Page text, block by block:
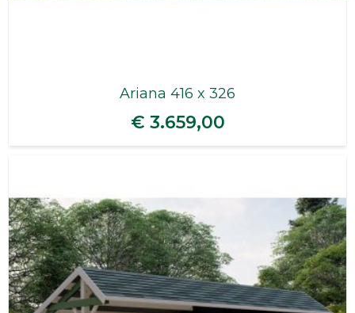
Ariana 416 x 326
€ 3.659,00